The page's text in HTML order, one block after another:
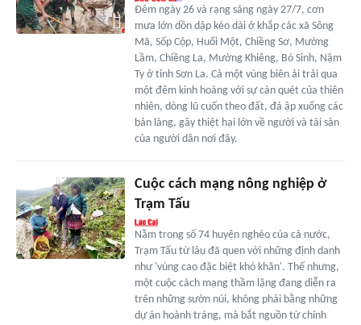
Đêm ngày 26 và rạng sáng ngày 27/7, cơn
mưa lớn dồn dập kéo dài ở khắp các xã Sông
Mã, Sốp Cộp, Huổi Một, Chiềng Sơ, Mường
Lầm, Chiềng La, Mường Khiêng, Bó Sinh, Nậm
Ty ở tỉnh Sơn La. Cả một vùng biên ải trải qua
một đêm kinh hoàng với sự càn quét của thiên
nhiên, dòng lũ cuốn theo đất, đá ập xuống các
bản làng, gây thiệt hại lớn về người và tài sản
của người dân nơi đây.
Cuộc cách mạng nông nghiệp ở
Trạm Tấu
Nằm trong số 74 huyện nghèo của cả nước,
Trạm Tấu từ lâu đã quen với những định danh
như 'vùng cao đặc biệt khó khăn'. Thế nhưng,
một cuộc cách mạng thầm lặng đang diễn ra
trên những sườn núi, không phải bằng những
dự án hoành tráng, mà bắt nguồn từ chính